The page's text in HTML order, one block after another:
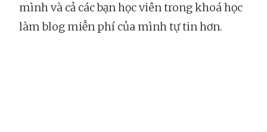
mình và cả các bạn học viên trong khoá học
làm blog miễn phí của mình tự tin hơn.